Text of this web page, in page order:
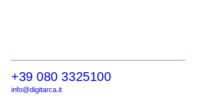
+39 080 3325100
info@digitarca.it